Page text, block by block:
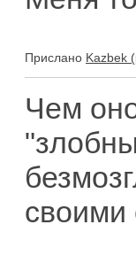
Прислано Kazbek
Чем